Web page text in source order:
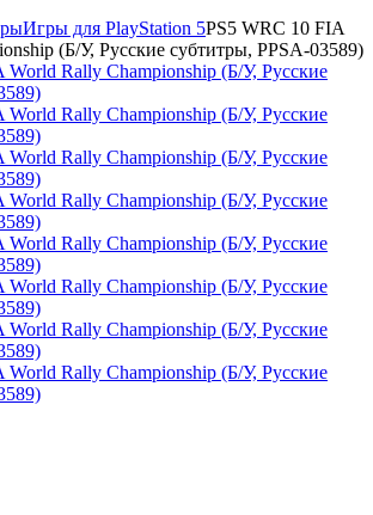
Игры для PlayStation 5PS5 WRC 10 FIA
(Б/У, Русские субтитры, PPSA-03589)